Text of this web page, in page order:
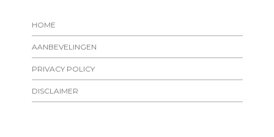
HOME
AANBEVELINGEN
PRIVACY POLICY
DISCLAIMER